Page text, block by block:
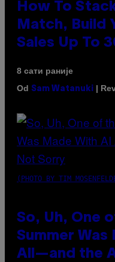
How To
Match, Build
Sales Up To
8 сати раније
Od Sam Watanuki |
(PHOTO BY TIM
So, Uh, One
Summer
All—and the